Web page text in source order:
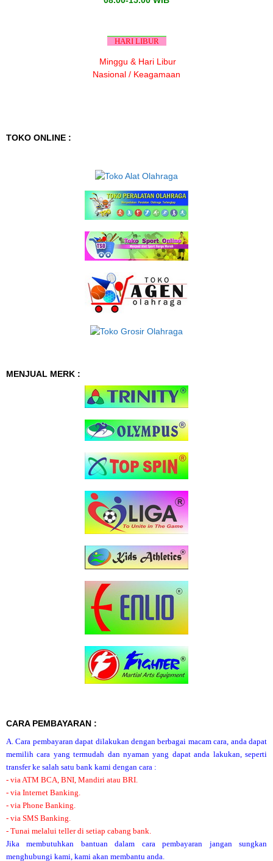
HARI LIBUR
Minggu & Hari Libur
Nasional / Keagamaan
TOKO ONLINE :
MENJUAL MERK :
CARA PEMBAYARAN :
A. Cara pembayaran dapat dilakukan dengan berbagai macam cara, anda dapat
memilih cara yang termudah dan nyaman yang dapat anda lakukan, seperti
transfer ke salah satu bank kami dengan cara :
- via ATM BCA, BNI, Mandiri atau BRI.
- via Internet Banking.
- via Phone Banking.
- via SMS Banking.
- Tunai melalui teller di setiap cabang bank.
Jika membutuhkan bantuan dalam cara pembayaran jangan sungkan
menghubungi kami, kami akan membantu anda.